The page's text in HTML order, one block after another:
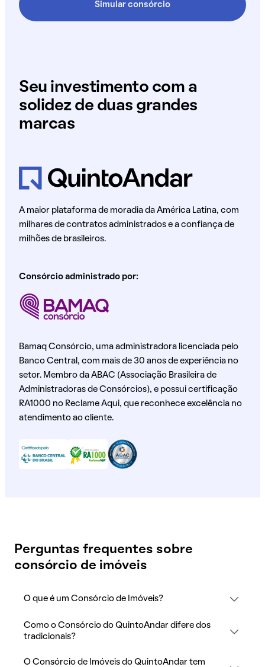
Simular consórcio
Seu investimento com a
solidez de duas grandes
marcas
A maior plataforma de moradia da América Latina, com
milhares de contratos administrados e a confiança de
milhões de brasileiros.
Consórcio administrado por:
Bamaq Consórcio, uma administradora licenciada pelo
Banco Central, com mais de 30 anos de experiência no
setor. Membro da ABAC (Associação Brasileira de
Administradoras de Consórcios), e possui certificação
RA1000 no Reclame Aqui, que reconhece excelência no
atendimento ao cliente.
Perguntas frequentes sobre
consórcio de imóveis
O que é um Consórcio de Imóveis?
Como o Consórcio do QuintoAndar difere dos
tradicionais?
O Consórcio de Imóveis do QuintoAndar tem